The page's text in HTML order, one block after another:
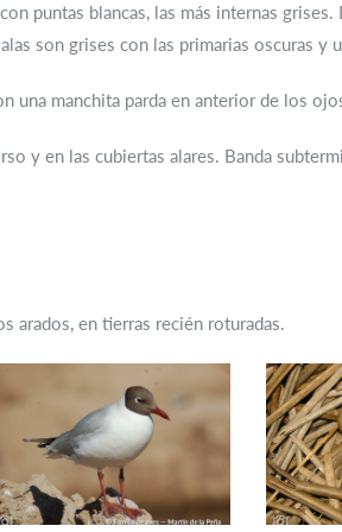
puntas blancas, las más internas
son grises con las primarias oscuras y
una manchita parda en anterior de los
y en las cubiertas alares. Banda
arados, en tierras recién roturadas.